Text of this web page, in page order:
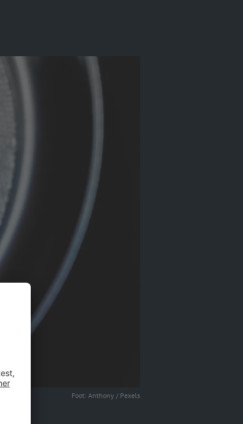
Foot: Anthony / Pexels